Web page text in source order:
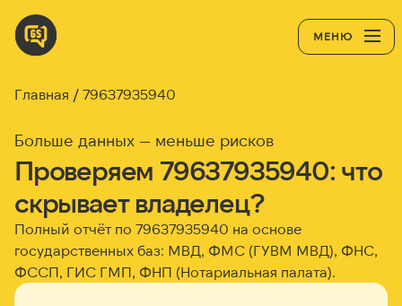
МЕНЮ
Главная 79637935940
Больше данных — меньше рисков
Проверяем 79637935940: что
скрывает владелец?
Полный отчёт по 79637935940 на основе
государственных баз: МВД, ФМС (ГУВМ МВД), ФНС,
ФССП, ГИС ГМП, ФНП (Нотариальная палата).